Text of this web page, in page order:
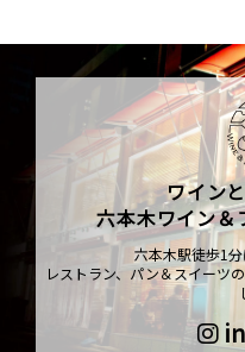
ワイン
六本木ワイン＆
六本木駅徒歩1分
レストラン、パン＆スイーツ